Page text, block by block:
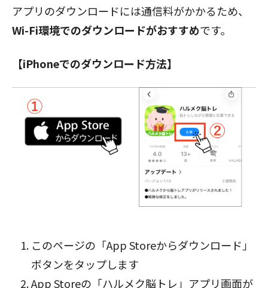
アプリのダウンロードには通信料がかかるため、
Wi-Fi環境でのダウンロードがおすすめです。
【iPhoneでのダウンロード方法】
このページの「App Storeからダウンロード」
ボタンをタップします
App Storeの「ハルメク脳トレ」アプリ画面が
閉じる